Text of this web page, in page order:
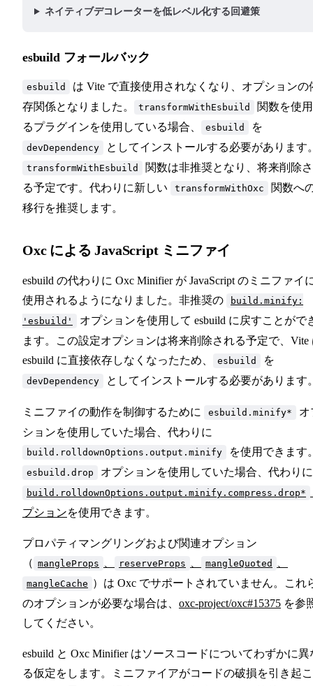
ネイティブデコレーターを低レベル化する回避策
esbuild フォールバック
esbuild
は Vite で直接使用されなくなり、オプションの
存関係となりました。
transformWithEsbuild
関数を使
るプラグインを使用している場合、
esbuild を
devDependency としてインストールする必要があります
transformWithEsbuild
関数は非推奨となり、将来削除
る予定です。代わりに新しい
transformWithOxc
関数へ
移行を推奨します。
Oxc による JavaScript ミニファイ
esbuild の代わりに Oxc Minifier が JavaScript のミニファイ
使用されるようになりました。非推奨の
build.minify:
'esbuild'
オプションを使用して esbuild に戻すことがで
ます。この設定オプションは将来削除される予定で、Vite
esbuild に直接依存しなくなったため、
esbuild を
devDependency としてインストールする必要があります
ミニファイの動作を制御するために esbuild.minify*
オ
ションを使用していた場合、代わりに
build.rolldownOptions.output.minify を使用できます
esbuild.drop オプションを使用していた場合、代わりに
build.rolldownOptions.output.minify.compress.drop*
プションを使用できます。
プロパティマングリングおよび関連オプション
（ mangleProps reserveProps mangleQuoted
mangleCache ）は Oxc でサポートされていません。これ
のオプションが必要な場合は、 oxc-project/oxc#15375 を参
してください。
esbuild と Oxc Minifier はソースコードについてわずかに異
る仮定をします。ミニファイアがコードの破損を引き起